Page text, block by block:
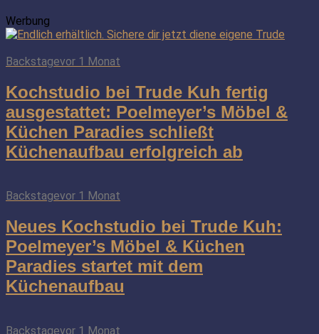
Werbung
Backstagevor 1 Monat
Kochstudio bei Trude Kuh fertig
ausgestattet: Poelmeyer’s Möbel &
Küchen Paradies schließt
Küchenaufbau erfolgreich ab
Backstagevor 1 Monat
Neues Kochstudio bei Trude Kuh:
Poelmeyer’s Möbel & Küchen
Paradies startet mit dem
Küchenaufbau
Backstagevor 1 Monat